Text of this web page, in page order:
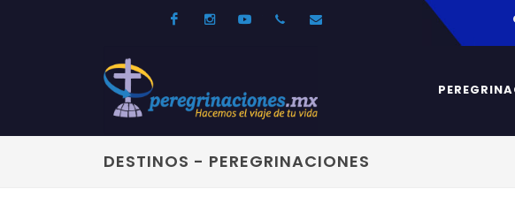
FacebookInstagramYoutube52 33 31210744info@peregrinaciones.mx
DESTINOS - PEREGRINACIONES